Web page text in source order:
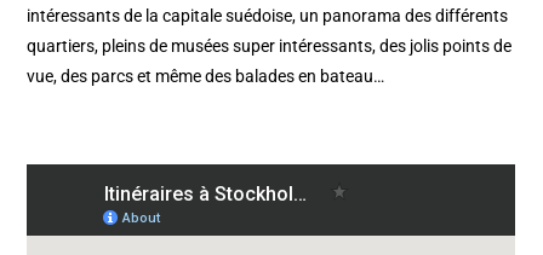
intéressants de la capitale suédoise, un panorama des différents
quartiers, pleins de musées super intéressants, des jolis points de
vue, des parcs et même des balades en bateau…